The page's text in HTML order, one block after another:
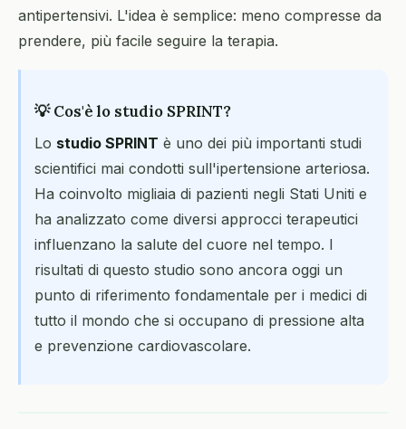
antipertensivi. L'idea è semplice: meno compresse da
prendere, più facile seguire la terapia.
💡 Cos'è lo studio SPRINT?
Lo studio SPRINT è uno dei più importanti studi
scientifici mai condotti sull'ipertensione arteriosa.
Ha coinvolto migliaia di pazienti negli Stati Uniti e
ha analizzato come diversi approcci terapeutici
influenzano la salute del cuore nel tempo. I
risultati di questo studio sono ancora oggi un
punto di riferimento fondamentale per i medici di
tutto il mondo che si occupano di pressione alta
e prevenzione cardiovascolare.